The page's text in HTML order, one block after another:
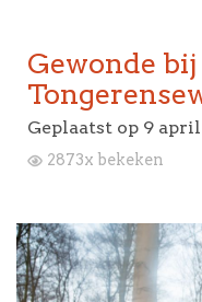
Gewonde
Geplaatst op 9 april
2873x bekeken